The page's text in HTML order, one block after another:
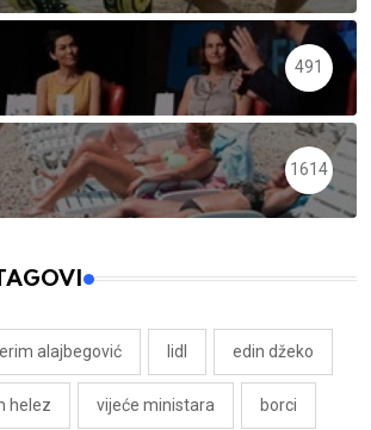
491
1614
alajbegović lidl edin džeko
helez vijeće ministara borci